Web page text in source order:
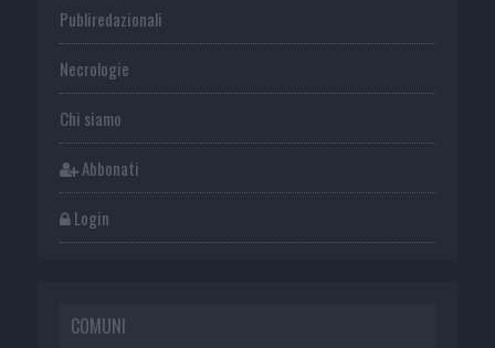
Publiredazionali
Necrologie
Chi siamo
Abbonati
Login
COMUNI